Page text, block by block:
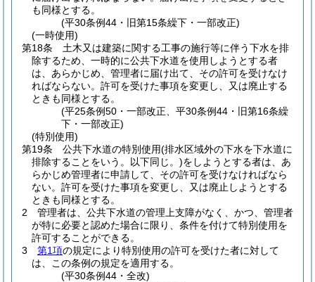
も同様とする。
(平30条例44・旧第15条繰下・一部改正)
(一時使用)
第18条
土木又は建築に関する工事の施行等に伴う下水を排
除するため、一時的に公共下水道を使用しようとする者
は、あらかじめ、管理者に届け出て、その許可を受けなけ
ればならない。 許可を受けた事項を変更し、又は廃止する
ときも同様とする。
(平25条例50・一部改正、平30条例44・旧第16条繰
下・一部改正)
(特別使用)
第19条
公共下水道の特別使用(排水区域外の下水を下水道に
排除することをいう。以下同じ。)をしようとする者は、あ
らかじめ管理者に申請して、その許可を受けなければなら
ない。 許可を受けた事項を変更し、又は廃止しようとする
ときも同様とする。
2
管理者は、公共下水道の管理上支障がなく、かつ、管理者
が特に必要と認めた場合に限り、条件を付けて特別使用を
許可することができる。
3
第1項の規定により特別使用の許可を受けた者に対して
は、この条例の規定を適用する。
(平30条例44・全改)